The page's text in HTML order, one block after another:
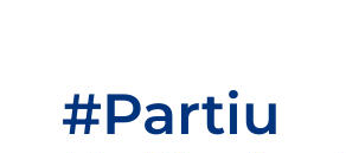
#Partiu